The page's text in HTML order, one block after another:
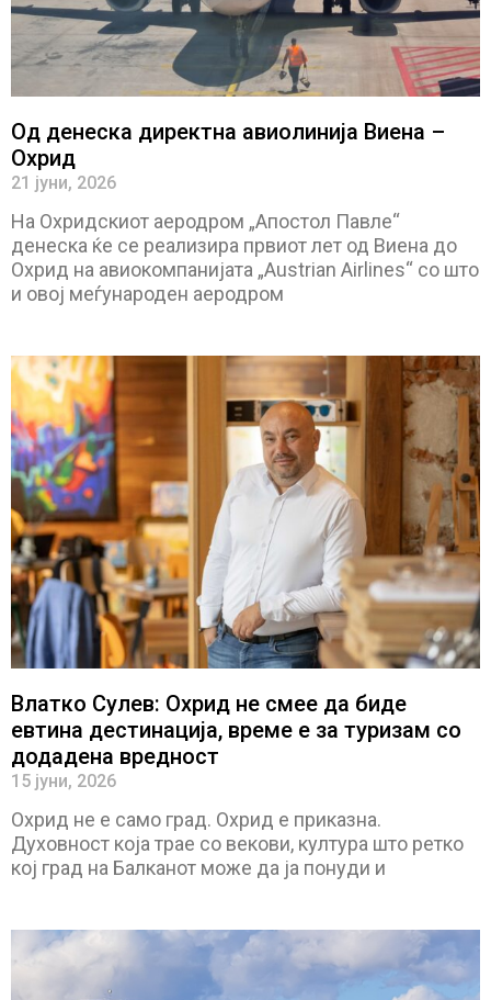
Од денеска директна авиолинија Виена –
Охрид
21 јуни, 2026
На Охридскиот аеродром „Апостол Павле“
денеска ќе се реализира првиот лет од Виена до
Охрид на авиокомпанијата „Austrian Airlines“ со што
и овој меѓународен аеродром
Влатко Сулев: Охрид не смее да биде
евтина дестинација, време е за туризам со
додадена вредност
15 јуни, 2026
Охрид не е само град. Охрид е приказна.
Духовност која трае со векови, култура што ретко
кој град на Балканот може да ја понуди и